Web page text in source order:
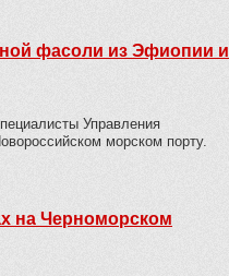
фасоли из Эфиопии и
Управления
морском порту.
на Черноморском